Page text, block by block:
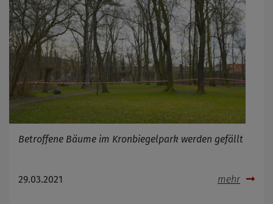
Betroffene Bäume im Kronbiegelpark werden gefällt
29.03.2021 mehr